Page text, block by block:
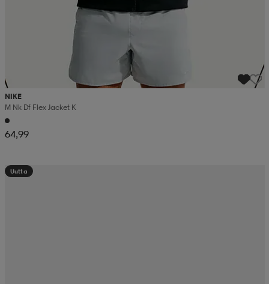
NIKE
M Nk Df Flex Jacket K
64,99
Uutta